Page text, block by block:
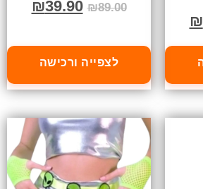
₪
₪89.00
₪39.90
לצפייה ורכישה